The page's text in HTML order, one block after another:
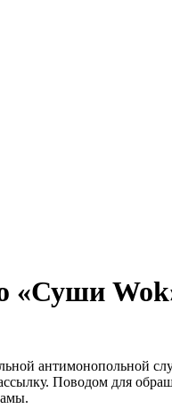
Поводом для